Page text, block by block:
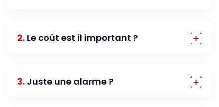
2. Le coût est il important ?
3. Juste une alarme ?